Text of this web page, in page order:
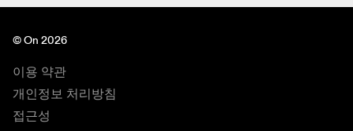
© On 2026
이용 약관
개인정보 처리방침
접근성